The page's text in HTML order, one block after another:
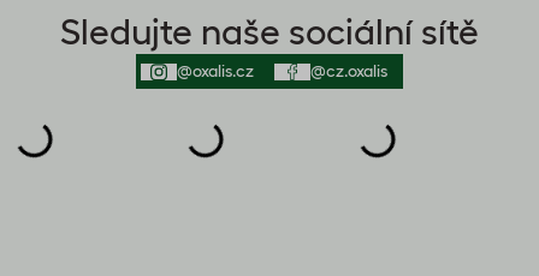
Sledujte naše sociální sítě
@oxalis.cz @cz.oxalis